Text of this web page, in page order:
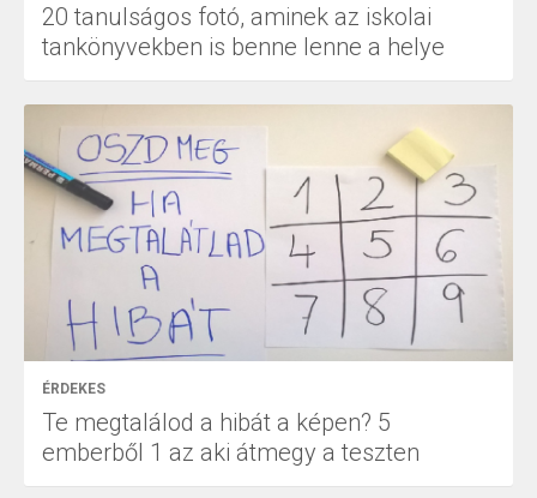
20 tanulságos fotó, aminek az iskolai
tankönyvekben is benne lenne a helye
ÉRDEKES
Te megtalálod a hibát a képen? 5
emberből 1 az aki átmegy a teszten